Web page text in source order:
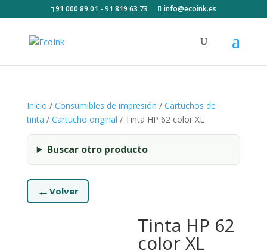
91 000 89 01 - 91 819 63 73 info@ecoink.es
Inicio / Consumibles de impresión / Cartuchos de
tinta / Cartucho original / Tinta HP 62 color XL
Buscar otro producto
← Volver
Tinta HP 62
color XL